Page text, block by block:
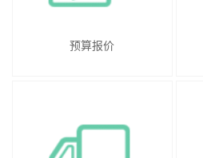
预算报价